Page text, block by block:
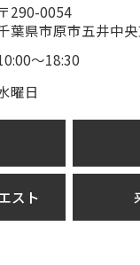
290-0054
葉県市原市五井中
～18:30
曜日
スト